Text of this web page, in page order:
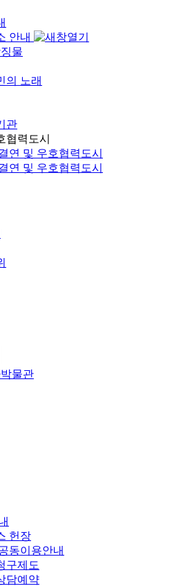
안내
물
의 노래
관
협력도시
연 및 우호협력도시
연 및 우호협력도시
물관
헌장
동이용안내
구제도
담예약